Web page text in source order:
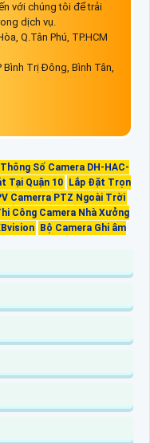
với chúng tôi để trải
dịch vụ.
Q.Tân Phú, TP.HCM
Trị Đông, Bình Tân,
Thông Số Camera DH-HAC-
Tại Quận 10
Lắp Đặt Trọn
Camerra PTZ Ngoài Trời
Công Camera Nhà Xưởng
Bộ Camera Ghi âm